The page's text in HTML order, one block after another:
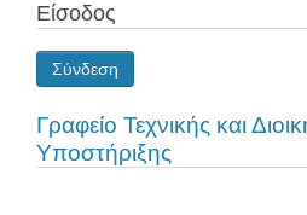
Είσοδος
Σύνδεση
Γραφείο Τεχνικής και
Υποστήριξης